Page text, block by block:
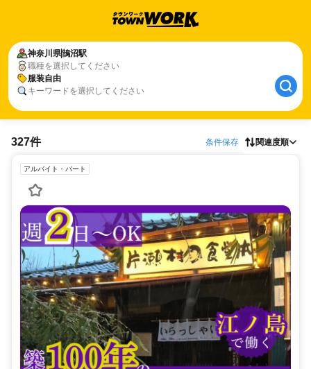
神奈川県鵠沼駅
職種を選択してください
服装自由
キーワードを選択してください
327件 条件保存 関連度順
アルバイト・パート